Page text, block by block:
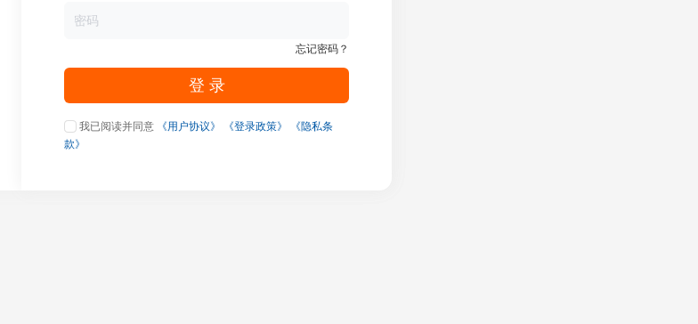
忘记密码？
登 录
我已阅读并同意 《用户协议》 《登录政策》
《隐私条
款》